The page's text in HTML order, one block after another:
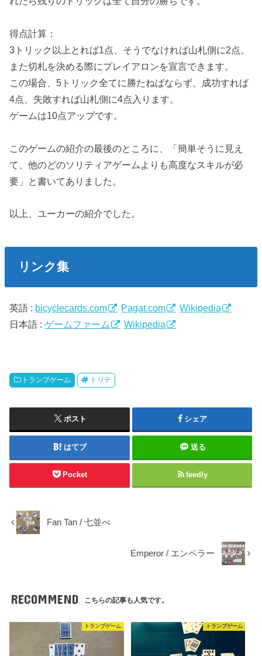
得点計算：
3トリック以上とれば1点、そうでなければ山札側に2点。
また切札を決める際にプレイアロンを宣言できます。
この場合、5トリック全てに勝たねばならず、成功すれば
4点、失敗すれば山札側に4点入ります。
ゲームは10点アップです。
このゲームの紹介の最後のところに、「簡単そうに見え
て、他のどのソリティアゲームよりも高度なスキルが必
要」と書いてありました。
以上、ユーカーの紹介でした。
リンク集
英語 : bicyclecards.com Pagat.com
Wikipedia
日本語 :ゲームファーム Wikipedia
トランプゲーム トリテ
ポスト シェア
はてブ 送る
Pocket feedly
Fan Tan / 七並べ
Emperor / エンペラー
RECOMMEND こちらの記事も人気です。
トランプゲーム トランプゲーム